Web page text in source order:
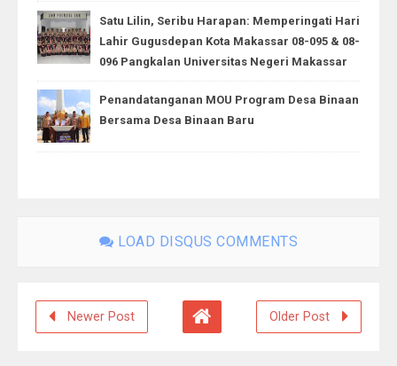
Satu Lilin, Seribu Harapan: Memperingati Hari
Lahir Gugusdepan Kota Makassar 08-095 & 08-
096 Pangkalan Universitas Negeri Makassar
Penandatanganan MOU Program Desa Binaan
Bersama Desa Binaan Baru
LOAD DISQUS COMMENTS
Newer Post Older Post